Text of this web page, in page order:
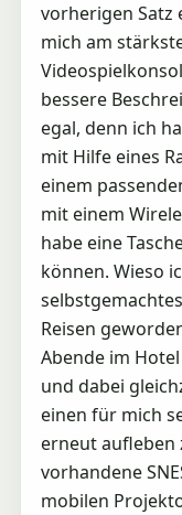
vorherigen Satz
mich am
bessere
egal, denn ich
mit Hilfe eines
einem
mit einem
habe eine
können. Wieso
Reisen
Abende im
und dabei
einen für mich
erneut aufleben
vorhandene
mobilen